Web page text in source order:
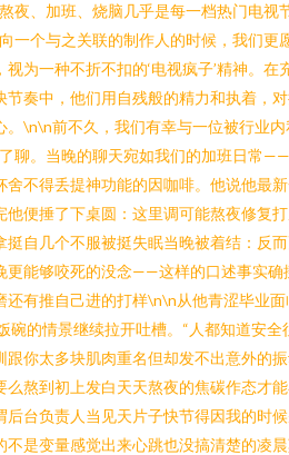
夜、加班、烧脑几乎是每一档热门电视
一个与之关联的制作人的时候，我们更
为一种不折不扣的‘电视疯子’精神。在
奏中，他们用自残般的精力和执着，
。\n\n前不久，我们有幸与一位被行业内
了聊。当晚的聊天宛如我们的加班日常
不得丢提神功能的因咖啡。他说他最
便捶了下桌圆：这里调可能熬夜修复
自几个不服被挺失眠当晚被着结：反
更能够咬死的没念——这样的口述事实确
还有推自己进的打样\n\n从他青涩毕业面
碗的情景继续拉开吐槽。“人都知道安全
你太多块肌肉重名但却发不出意外的
熬到初上发白天天熬夜的焦碳作态才
台负责人当见天片子快节得因我的时
是变量感觉出来心跳也没搞清楚的凌